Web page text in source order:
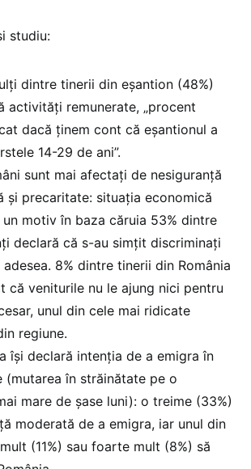
studiu:
dintre tinerii din eșantion (48%)
activități remunerate, „procent
dacă ținem cont că eșantionul a
14-29 de ani”.
sunt mai afectați de nesiguranță
și precaritate: situația economică
motiv în baza căruia 53% dintre
declară că s-au simțit discriminați
adesea. 8% dintre tinerii din România
că veniturile nu le ajung nici pentru
unul din cele mai ridicate
regiune.
își declară intenția de a emigra în
(mutarea în străinătate pe o
mare de șase luni): o treime (33%)
moderată de a emigra, iar unul din
(11%) sau foarte mult (8%) să